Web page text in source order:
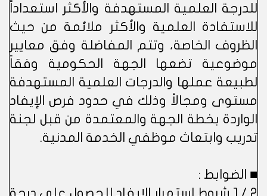
للدرجة العلمية المستهدفة والأكثر استعداداً
للاستفادة العلمية والأكثر ملائمة من حيث
الظروف الخاصة، وتتم المفاضلة وفق معايير
موضوعية تضعها الجهة الحكومية وفقاً
لطبيعة عملها والدرجات العلمية المستهدفة
مستوى ومجالاً وذلك في حدود فرص الإيفاد
الواردة بخطة الجهة والمعتمدة من قبل لجنة
تدريب وابتعاث موظفي الخدمة المدنية.
■ الضوابط :
2 / 1 شروط استمرار الإيفاد للحصول على درجة